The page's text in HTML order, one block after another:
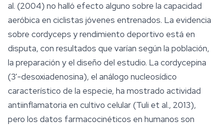
al. (2004) no halló efecto alguno sobre la capacidad
aeróbica en ciclistas jóvenes entrenados. La evidencia
sobre cordyceps y rendimiento deportivo está en
disputa, con resultados que varían según la población,
la preparación y el diseño del estudio. La cordycepina
(3'-desoxiadenosina), el análogo nucleosídico
característico de la especie, ha mostrado actividad
antiinflamatoria en cultivo celular (Tuli et al., 2013),
pero los datos farmacocinéticos en humanos son